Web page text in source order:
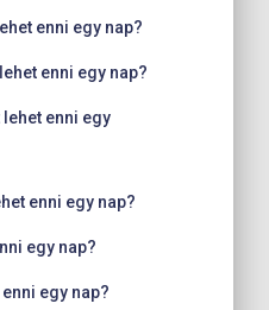
enni egy nap?
enni egy nap?
enni egy
enni egy nap?
egy nap?
egy nap?